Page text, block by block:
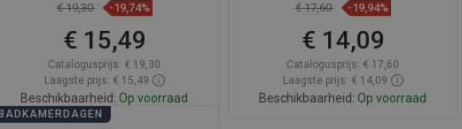
€ 19,30 -19,74%
€ 15,49
Catalogusprijs: € 19,30
Laagste prijs: € 15,49
Beschikbaarheid: Op voorraad
€ 17,60 -19,94%
€ 14,09
Catalogusprijs: € 17,60
Laagste prijs: € 14,09
Beschikbaarheid: Op voorraad
BADKAMERDAGEN